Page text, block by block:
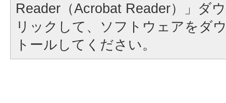
Reader（Acrobat Reader）」ダ
リックして、ソフトウェアをダ
トールしてください。